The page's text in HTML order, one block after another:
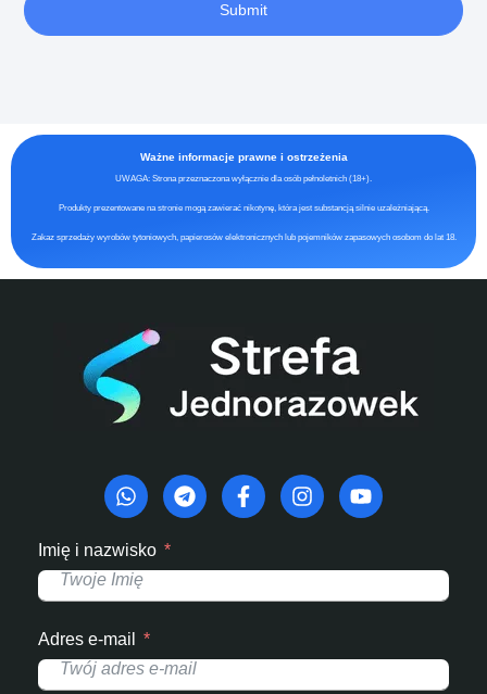
Submit
Ważne informacje prawne i ostrzeżenia
UWAGA: Strona przeznaczona wyłącznie dla osób pełnoletnich (18+).
Produkty prezentowane na stronie mogą zawierać nikotynę, która jest substancją silnie uzależniającą.
Zakaz sprzedaży wyrobów tytoniowych, papierosów elektronicznych lub pojemników zapasowych osobom do lat 18.
Imię i nazwisko
Adres e-mail